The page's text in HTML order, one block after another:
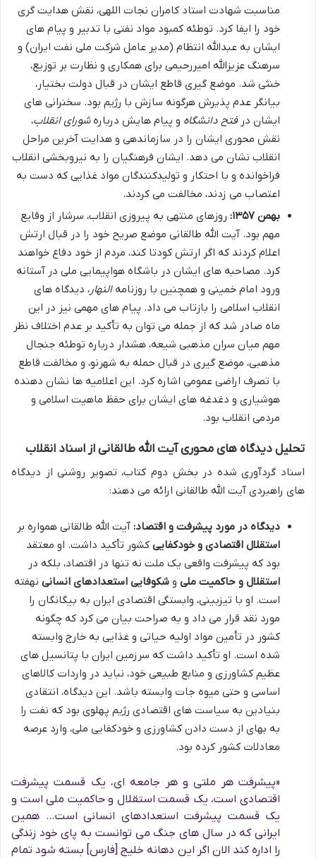
مناسبت شهادت استاد کامران نجات اللهی، نقش هدایت گری
خود را ایفا کرد. توطئه کمبود مواد نفتی با تدبیر و پیام های
ایشان به عبدالله انتظام (مدیر عامل شرکت ملی نفت ایران) و
سرهنگ عزیزالله امیررحیمی برای همکاری و نظارت بر توزیع،
خنثی شد. موضع گیری قاطع ایشان در قبال دولت بختیار،
بیانگر عدم پذیرش هرگونه سازش با رژیم بود. سخنرانی های
ایشان درفتح دانشگاه و پیام هایش دربارهشورای انقلاب،
نقش محوری ایشان را در سازماندهی و هدایت آخرین مراحل
انقلاب نشان می دهد. ایشان فرهنگیان را به نیروبخشی انقلاب
فراخوانده و با احتکار و تولیدکنندگان مواد غذایی که دست به
اعتصاب می زدند، مخالفت می کردند.
بهمن ۱۳۵۷:
روزهای منتهی به پیروزی انقلاب، سرشار از وقایع
مهم بود. آیت الله طالقانی موضع صریح خود را در قبال ارتش
اعلام کردند که اگر ارتش کودتا کند، مردم از خود دفاع خواهند
کرد. مصاحبه های ایشان در باشگاه هواپیمایی ملی در آستانه
ورود امام خمینی و همچنین با روزنامهالنهار، دیدگاه های
انقلاب اسلامی را بازتاب می داد. پیام های مهمی نیز در این
ماه صادر شد که از جمله می توان به تأکید بر عدم اختلاف نظر
مهم میان سران مذهبی شیعه، هشدار درباره توطئه جنجال
مذهبی، موضع گیری در قبال حمله به شهرنو، و مخالفت قاطع
با تصرف اراضی عمومی اشاره کرد. این اعلامیه ها نشان دهنده
هوشیاری و دغدغه های ایشان برای حفظ ماهیت اسلامی و
مردمی انقلاب بود.
تحلیل دیدگاه های محوری آیت الله طالقانی از اسناد انقلاب
اسناد گردآوری شده در بخش دوم کتاب، تصویر روشنی از دیدگاه
های راهبردی آیت الله طالقانی ارائه می دهند:
دیدگاه در مورد پیشرفت و اقتصاد: آیت الله طالقانی همواره بر
استقلال اقتصادی و خودکفایی کشور تأکید داشت. او معتقد
بود که پیشرفت واقعی یک ملت نه تنها در اقتصاد، بلکه در
استقلال و حاکمیت ملی و شکوفایی استعدادهای انسانی نهفته
است. او با تیزبینی، وابستگی اقتصادی ایران به بیگانگان را
مورد نقد قرار می داد و به صراحت بیان می کرد که چگونه
کشور در تأمین مواد اولیه حیاتی و غذایی به خارج وابسته
شده است. او تأکید داشت که سرزمین ایران با پتانسیل های
عظیم کشاورزی و منابع طبیعی خود، نباید در واردات کالاهای
اساسی و حتی میوه جات وابسته باشد. این دیدگاه، انتقادی
بنیادین به سیاست های اقتصادی رژیم پهلوی بود که نفت را
به بهای از دست دادن کشاورزی و خودکفایی ملی، وارد عرصه
معادلات کشور کرده بود.
«پیشرفت هر ملتی و هر جامعه ای، یک قسمت پیشرفت
اقتصادی است، یک قسمت استقلال و حاکمیت ملی است و
یک قسمت پیشرفت استعدادهای انسانی است… همین
ایرانی که در سال های جنگ می توانست به پای خود زندگی
را اداره کند الان اگر این دهانه خلیج [فارس] بسته شود تمام